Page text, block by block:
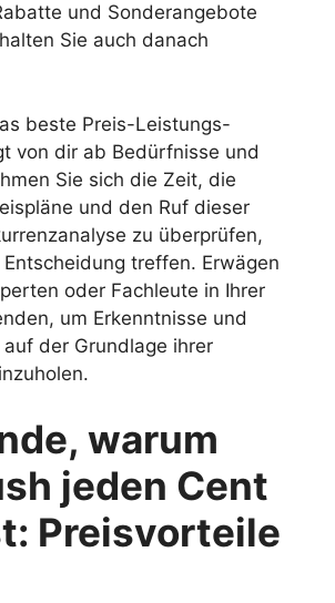
und Sonderangebote
Sie auch danach
beste Preis-Leistungs-
von dir ab Bedürfnisse und
Sie sich die Zeit, die
und den Ruf dieser
zu überprüfen,
treffen. Erwägen
oder Fachleute in Ihrer
um Erkenntnisse und
der Grundlage ihrer
warum
jeden Cent
Preisvorteile